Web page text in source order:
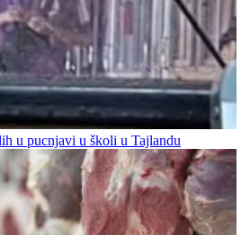
u pucnjavi u školi u Tajlandu